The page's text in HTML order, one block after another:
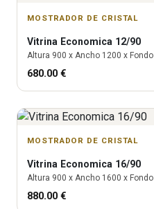
MOSTRADOR DE CRISTAL
Vitrina Economica 12/90
Altura 900 x Ancho 1200 x Fondo
680.00 €
MOSTRADOR DE CRISTAL
Vitrina Economica 16/90
Altura 900 x Ancho 1600 x Fondo
880.00 €